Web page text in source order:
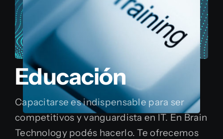
Educación
Capacitarse es indispensable para ser
competitivos y vanguardista en IT. En Brain
Technology podés hacerlo. Te ofrecemos